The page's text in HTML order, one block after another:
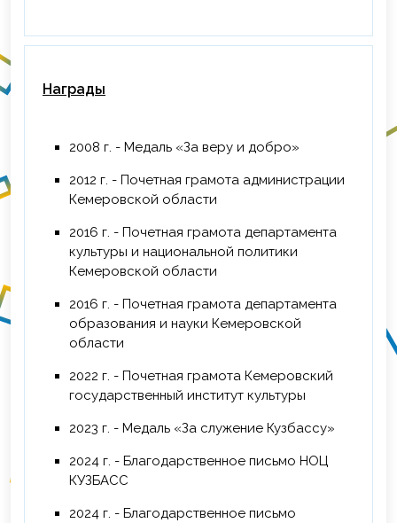
Награды
2008 г. - Медаль «За веру и добро»
2012 г. - Почетная грамота администрации
Кемеровской области
2016 г. - Почетная грамота департамента
культуры и национальной политики
Кемеровской области
2016 г. - Почетная грамота департамента
образования и науки Кемеровской
области
2022 г. - Почетная грамота Кемеровский
государственный институт культуры
2023 г. - Медаль «За служение Кузбассу»
2024 г. - Благодарственное письмо НОЦ
КУЗБАСС
2024 г. - Благодарственное письмо